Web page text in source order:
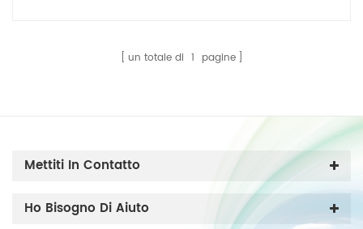
un totale di 1 pagine
Mettiti In Contatto
Ho Bisogno Di Aiuto